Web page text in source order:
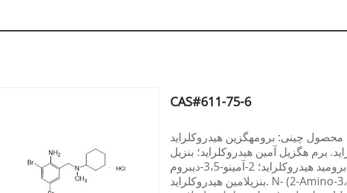
CAS#611-75-6
محصول چینی: برومهگزین هیدروکلراید
برم هگزیل آمین هیدروکلراید؛ بنزیل
سیکلوهگزیل آمین برومید هیدروکلراید؛ 2-آمینو-3،5-دیبروم-N-سیکلوهگزیل-N-متیل
بنزیلامین هیدروکلراید. N- (2-Amino-3،5-dibromobenzyl)-N-